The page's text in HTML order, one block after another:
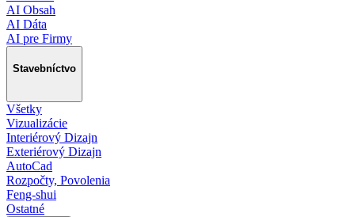
AI Obsah
AI Dáta
AI pre Firmy
Stavebníctvo
Všetky
Vizualizácie
Interiérový Dizajn
Exteriérový Dizajn
AutoCad
Rozpočty, Povolenia
Feng-shui
Ostatné